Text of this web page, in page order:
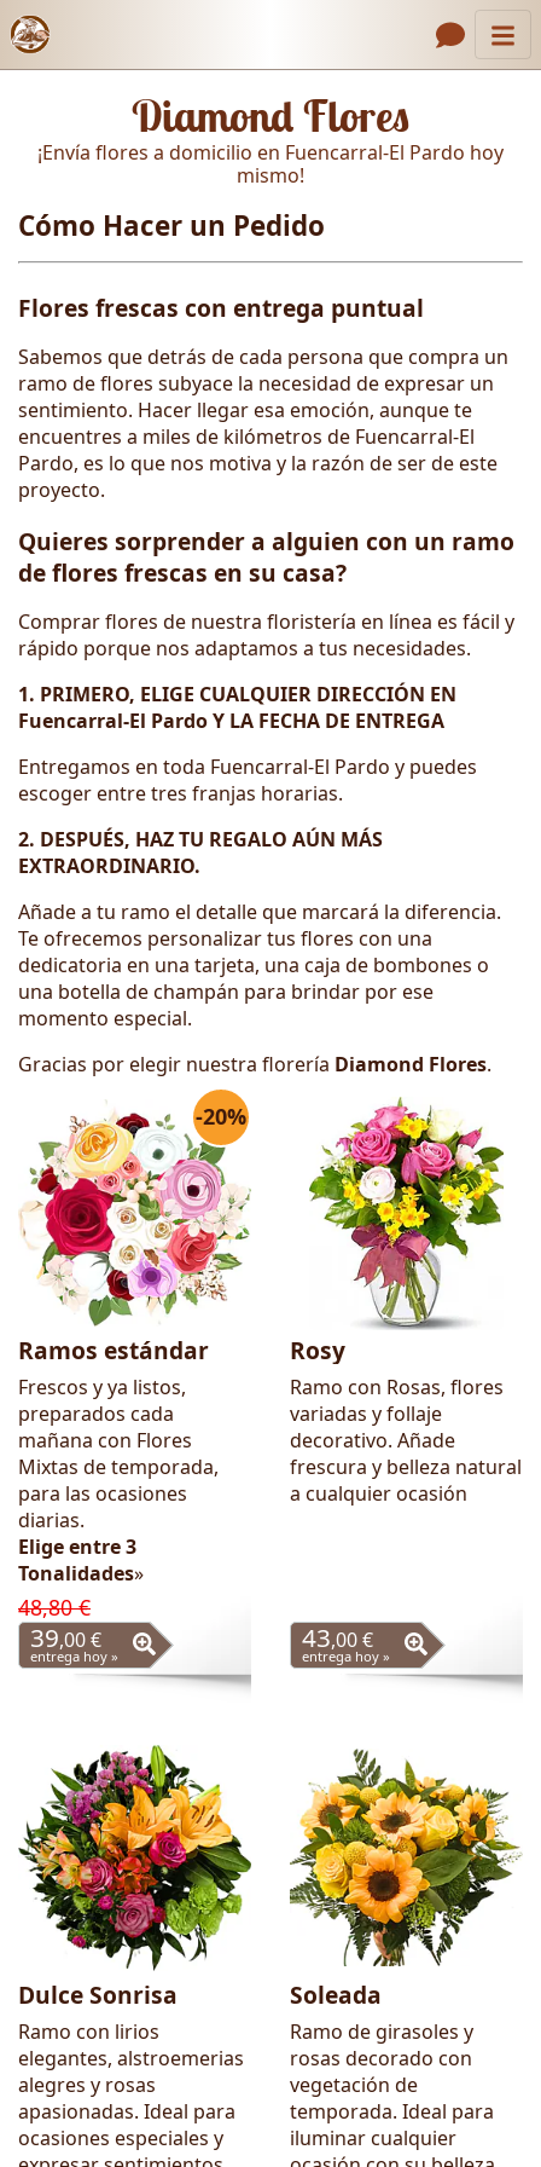
Enlaces de encabezado
Galería
Cómo Hacer un Pedido
Llámanos
Diamond Flores
¡Envía flores a domicilio en Fuencarral-El Pardo hoy
mismo!
Cómo Hacer un Pedido
Flores frescas con entrega puntual
Sabemos que detrás de cada persona que compra un
ramo de flores subyace la necesidad de expresar un
sentimiento. Hacer llegar esa emoción, aunque te
encuentres a miles de kilómetros de Fuencarral-El
Pardo, es lo que nos motiva y la razón de ser de este
proyecto.
Quieres sorprender a alguien con un ramo
de flores frescas en su casa?
Comprar flores de nuestra floristería en línea es fácil y
rápido porque nos adaptamos a tus necesidades.
1. PRIMERO, ELIGE CUALQUIER DIRECCIÓN EN
Fuencarral-El Pardo Y LA FECHA DE ENTREGA
Entregamos en toda Fuencarral-El Pardo y puedes
escoger entre tres franjas horarias.
2. DESPUÉS, HAZ TU REGALO AÚN MÁS
EXTRAORDINARIO.
Añade a tu ramo el detalle que marcará la diferencia.
Te ofrecemos personalizar tus flores con una
dedicatoria en una tarjeta, una caja de bombones o
una botella de champán para brindar por ese
momento especial.
Gracias por elegir nuestra florería Diamond Flores.
-20%
Ramos estándar
Frescos y ya listos,
preparados cada
mañana con Flores
Mixtas de temporada,
para las ocasiones
diarias.
Elige entre 3
Tonalidades»
48,80 €
39,00 €
entrega hoy »
Rosy
Ramo con Rosas, flores
variadas y follaje
decorativo. Añade
frescura y belleza natural
a cualquier ocasión
43,00 €
entrega hoy »
Dulce Sonrisa
Ramo con lirios
elegantes, alstroemerias
alegres y rosas
apasionadas. Ideal para
ocasiones especiales y
Soleada
Ramo de girasoles y
rosas decorado con
vegetación de
temporada. Ideal para
iluminar cualquier